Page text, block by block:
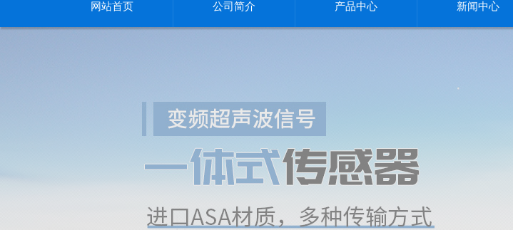
网站首页 公司简介 产品中心 新闻中心